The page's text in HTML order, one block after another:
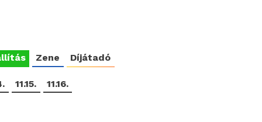
Zene Díjátadó
11.15. 11.16.